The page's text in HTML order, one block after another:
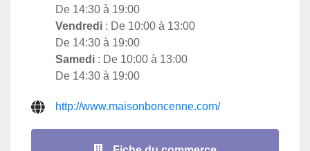
De 14:30 à 19:00
Vendredi : De 10:00 à 13:00
De 14:30 à 19:00
Samedi : De 10:00 à 13:00
De 14:30 à 19:00
http://www.maisonboncenne.com/